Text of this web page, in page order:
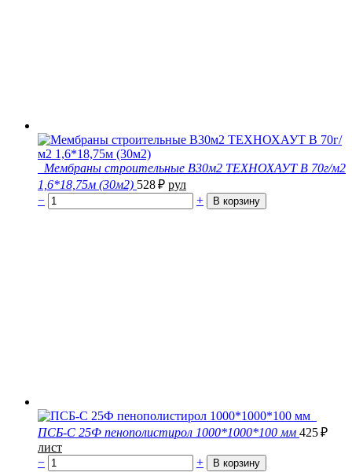
Мембраны строительные В30м2 ТЕХНОХАУТ В 70г/м2
1,6*18,75м (30м2) 528₽ рул
−
+
ПСБ-С 25Ф пенополистирол 1000*1000*100 мм 425₽
лист
−
+